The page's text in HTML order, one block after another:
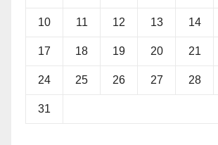
10 11 12 13 14
17 18 19 20 21
24 25 26 27 28
31